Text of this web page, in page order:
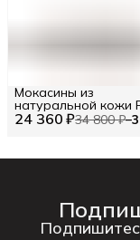
24 360 ₽34 800 ₽−
Мокасины из
натуральной кожи
RU 42.5 / EU 43 / 43